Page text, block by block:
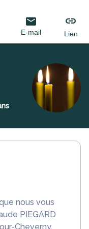
E-mail Lien
nous vous
PIEGARD
Cheverny.